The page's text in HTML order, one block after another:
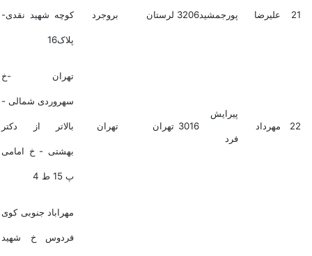
21 علیرضا پورجمشید3206 لرستان بروجرد کوچه شهید نقدی-
پلاک16
22 مهرداد
پیرایش
فرد
3016 تهران تهران
تهران -خ
سهروردی شمالی -
بالاتر از دکتر
بهشتی - خ امامی
پ 15 ط 4
مهراباد جنوبی کوی
فردوس خ شهید